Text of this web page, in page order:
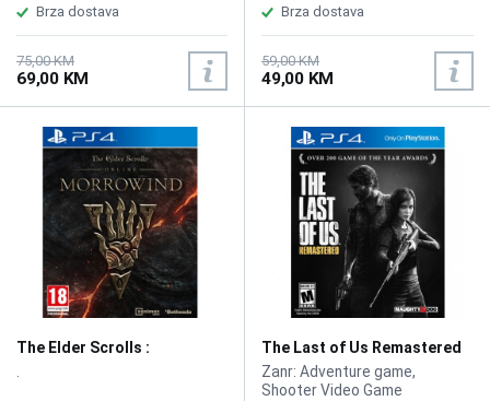
Brza dostava
75,00 KM
69,00 KM
Brza dostava
59,00 KM
49,00 KM
The Elder Scrolls :
The Last of Us Remastered
/PS4
Zanr: Adventure game,
Shooter Video Game